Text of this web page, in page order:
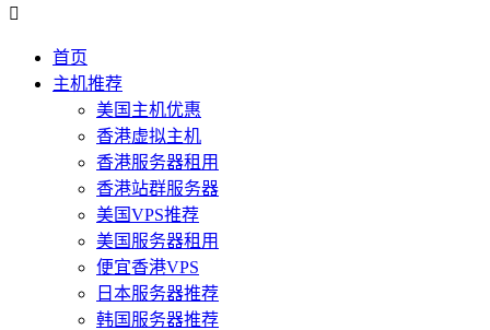

首页
主机推荐
美国主机优惠
香港虚拟主机
香港服务器租用
香港站群服务器
美国VPS推荐
美国服务器租用
便宜香港VPS
日本服务器推荐
韩国服务器推荐